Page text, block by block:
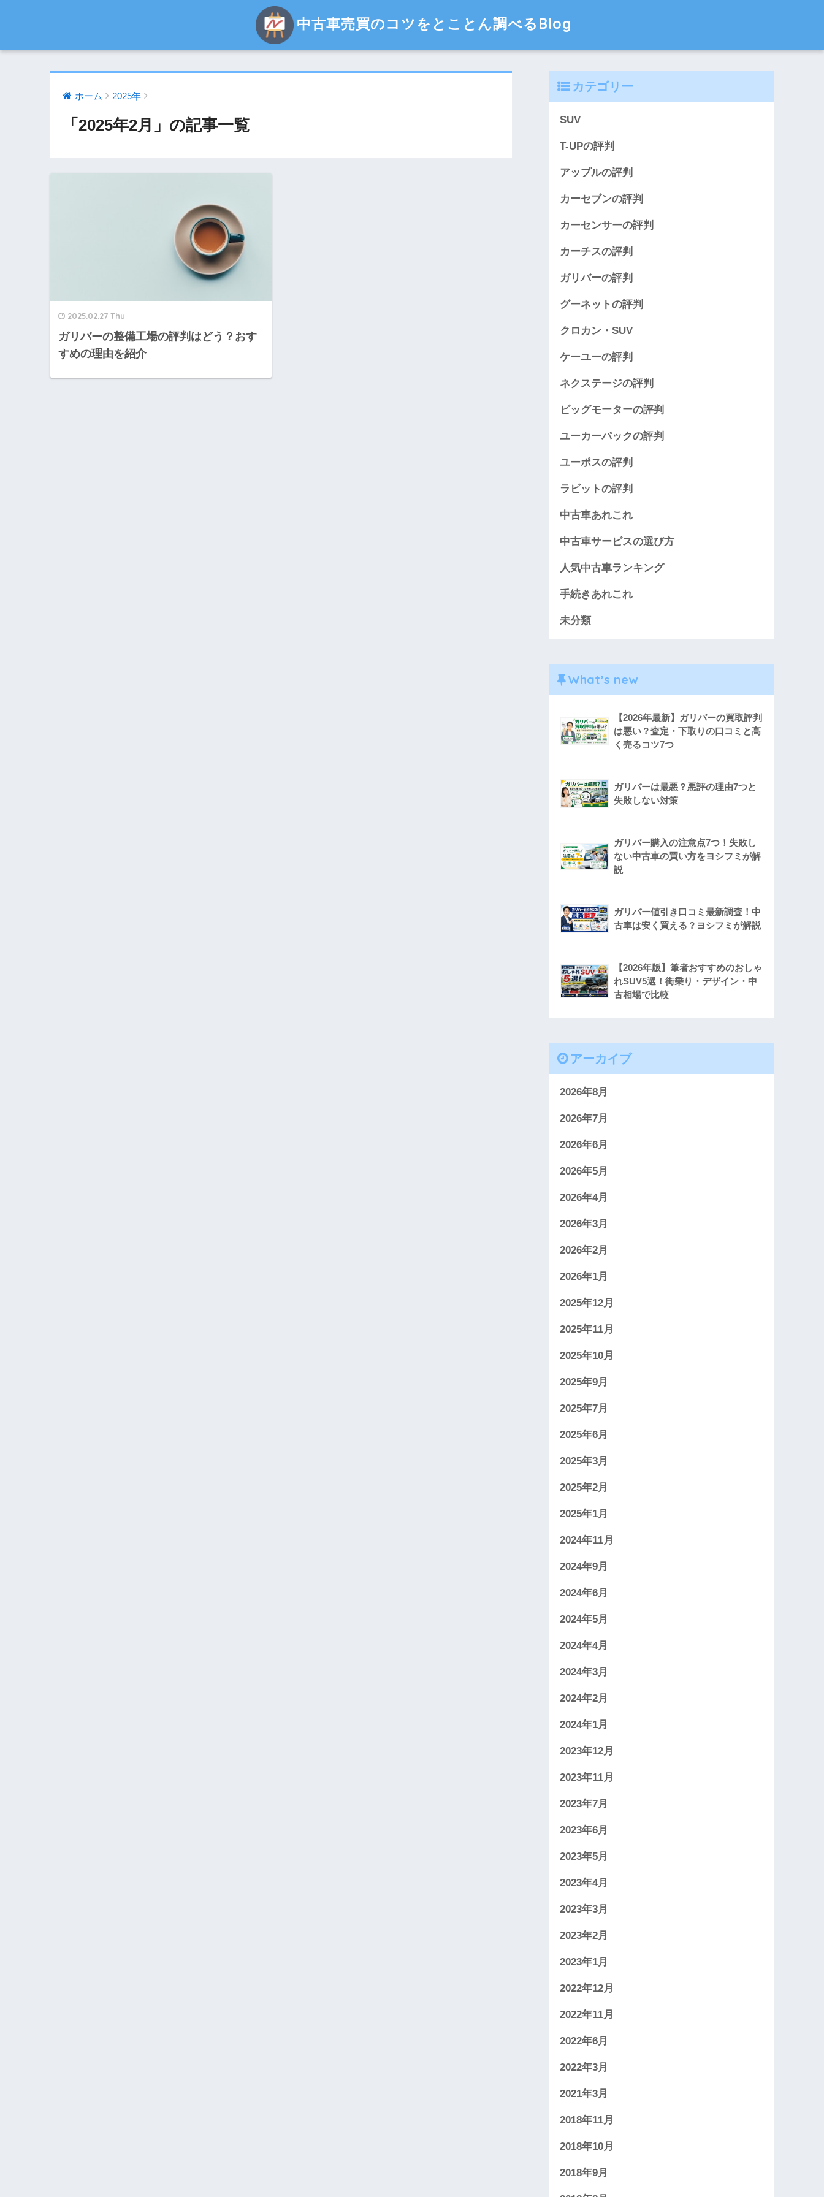
中古車売買のコツをとことん調べるBlog
ホーム 2025年
「2025年2月」の記事一覧
2025.02.27 Thu
ガリバーの整備工場の評判はどう？おす
すめの理由を紹介
カテゴリー
SUV
T-UPの評判
アップルの評判
カーセブンの評判
カーセンサーの評判
カーチスの評判
ガリバーの評判
グーネットの評判
クロカン・SUV
ケーユーの評判
ネクステージの評判
ビッグモーターの評判
ユーカーパックの評判
ユーポスの評判
ラビットの評判
中古車あれこれ
中古車サービスの選び方
人気中古車ランキング
手続きあれこれ
未分類
What’s new
【2026年最新】ガリバーの買取評判
は悪い？査定・下取りの口コミと高
く売るコツ7つ
ガリバーは最悪？悪評の理由7つと
失敗しない対策
ガリバー購入の注意点7つ！失敗し
ない中古車の買い方をヨシフミが解
説
ガリバー値引き口コミ最新調査！中
古車は安く買える？ヨシフミが解説
【2026年版】筆者おすすめのおしゃ
れSUV5選！街乗り・デザイン・中
古相場で比較
アーカイブ
2026年8月
2026年7月
2026年6月
2026年5月
2026年4月
2026年3月
2026年2月
2026年1月
2025年12月
2025年11月
2025年10月
2025年9月
2025年7月
2025年6月
2025年3月
2025年2月
2025年1月
2024年11月
2024年9月
2024年6月
2024年5月
2024年4月
2024年3月
2024年2月
2024年1月
2023年12月
2023年11月
2023年7月
2023年6月
2023年5月
2023年4月
2023年3月
2023年2月
2023年1月
2022年12月
2022年11月
2022年6月
2022年3月
2021年3月
2018年11月
2018年10月
2018年9月